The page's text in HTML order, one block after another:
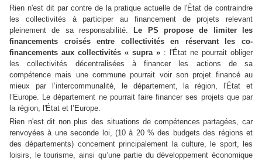
Rien n'est dit par contre de la pratique actuelle de l'État de contraindre
les collectivités à participer au financement de projets relevant
pleinement de sa responsabilité. Le PS propose
de limiter les
financements croisés entre collectivités en réservant les co-
financements aux collectivités « supra » : l'État ne pourrait obliger
les collectivités décentralisées à financer les actions de sa
compétence mais une commune pourrait voir son projet financé au
mieux par l’intercommunalité, le département, la région, l'État et
l’Europe. Le département ne pourrait faire financer ses projets que par
la région, l'État et l’Europe.
Rien n'est dit non plus des situations de compétences partagées, car
renvoyées à une seconde loi,
(10 à 20 % des budgets des régions et
des départements) concernent principalement la culture, le sport, les
loisirs, le tourisme, ainsi qu’une partie du développement économique